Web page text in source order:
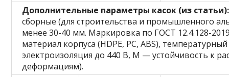
Дополнительные параметры касок (из статьи):
сборные (для строительства и промышленного
менее 30-40 мм. Маркировка по ГОСТ 12.4.128-
материал корпуса (HDPE, PC, ABS),
электроизоляция до 440 В, M — устойчивость к
деформациям).